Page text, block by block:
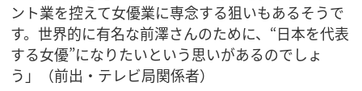
ント業を控えて女優業に専念する狙いもあるそうで
す。世界的に有名な前澤さんのために、“日本を代表
する女優”になりたいという思いがあるのでしょ
う」（前出・テレビ局関係者）